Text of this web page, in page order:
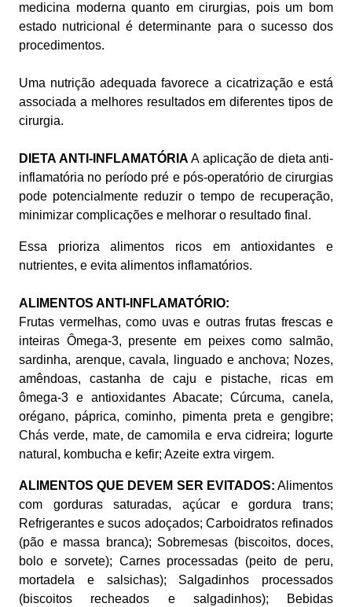
medicina moderna quanto em cirurgias, pois um bom
estado nutricional é determinante para o sucesso dos
procedimentos.
Uma nutrição adequada favorece a cicatrização e está
associada a melhores resultados em diferentes tipos de
cirurgia.
DIETA ANTI-INFLAMATÓRIA A aplicação de dieta anti-
inflamatória no período pré e pós-operatório de cirurgias
pode potencialmente reduzir o tempo de recuperação,
minimizar complicações e melhorar o resultado final.
Essa prioriza alimentos ricos em antioxidantes e
nutrientes, e evita alimentos inflamatórios.
ALIMENTOS ANTI-INFLAMATÓRIO:
Frutas vermelhas, como uvas e outras frutas frescas e
inteiras Ômega-3, presente em peixes como salmão,
sardinha, arenque, cavala, linguado e anchova; Nozes,
amêndoas, castanha de caju e pistache, ricas em
ômega-3 e antioxidantes Abacate; Cúrcuma, canela,
orégano, páprica, cominho, pimenta preta e gengibre;
Chás verde, mate, de camomila e erva cidreira; Iogurte
natural, kombucha e kefir; Azeite extra virgem.
ALIMENTOS QUE DEVEM SER EVITADOS: Alimentos
com gorduras saturadas, açúcar e gordura trans;
Refrigerantes e sucos adoçados; Carboidratos refinados
(pão e massa branca); Sobremesas (biscoitos, doces,
bolo e sorvete); Carnes processadas (peito de peru,
mortadela e salsichas); Salgadinhos processados
(biscoitos recheados e salgadinhos); Bebidas